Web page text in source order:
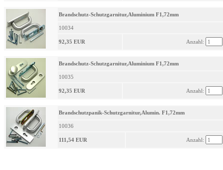
Brandschutz-Schutzgarnitur,Aluminium F1,72mm
10034
92,35 EUR Anzahl:
Brandschutz-Schutzgarnitur,Aluminium F1,72mm
10035
92,35 EUR Anzahl:
Brandschutzpanik-Schutzgarnitur,Alumin. F1,72mm
10036
111,54 EUR Anzahl: